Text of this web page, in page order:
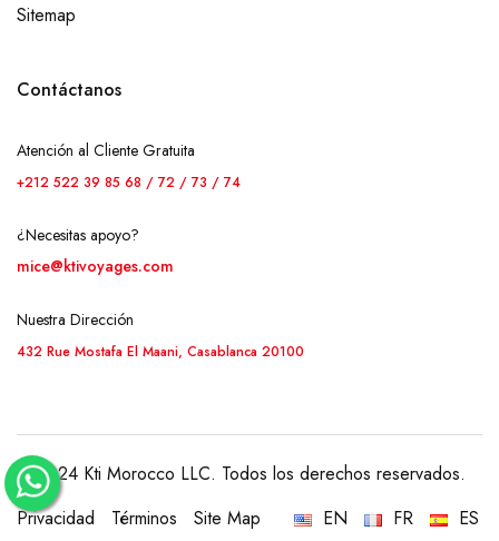
Sitemap
Contáctanos
Atención al Cliente Gratuita
+212 522 39 85 68 / 72 / 73 / 74
¿Necesitas apoyo?
mice@ktivoyages.com
Nuestra Dirección
432 Rue Mostafa El Maani, Casablanca 20100
© 2024 Kti Morocco LLC. Todos los derechos reservados.
Privacidad
Términos Site Map EN FR ES